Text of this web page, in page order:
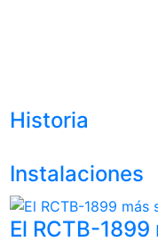
Historia
Instalaciones
El RCTB-